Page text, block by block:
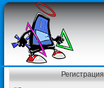
Регистрация